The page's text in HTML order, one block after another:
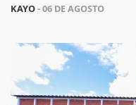
KAYO- 06 DE AGOSTO